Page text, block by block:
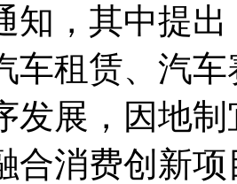
知，其中提
车租赁、汽
发展，因地
合消费创新